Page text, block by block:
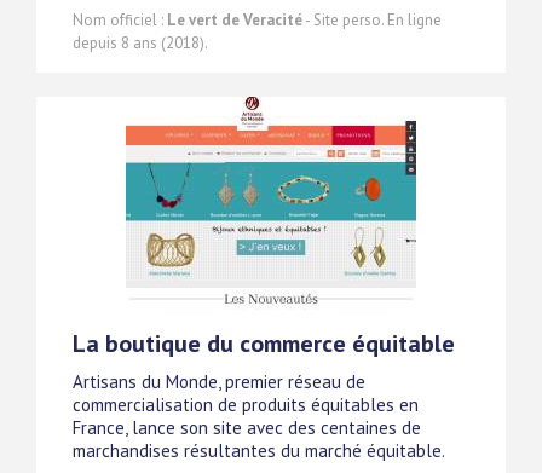
Nom officiel : Le vert de Veracité- Site perso. En ligne
depuis 8 ans (2018).
La boutique du commerce équitable
Artisans du Monde, premier réseau de
commercialisation de produits équitables en
France, lance son site avec des centaines de
marchandises résultantes du marché équitable.